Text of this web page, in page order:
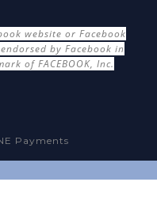
website or Facebook
by Facebook in
of FACEBOOK, Inc.
Payments